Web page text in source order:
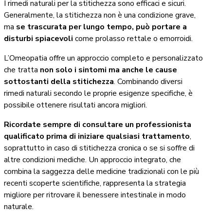
I rimedi naturali per la stitichezza sono efficaci e sicuri.
Generalmente, la stitichezza non è una condizione grave,
ma se trascurata per lungo tempo, può portare a
disturbi spiacevoli come prolasso rettale o emorroidi.
L’Omeopatia offre un approccio completo e personalizzato
che tratta non solo i sintomi ma anche le cause
sottostanti della stitichezza. Combinando diversi
rimedi naturali secondo le proprie esigenze specifiche, è
possibile ottenere risultati ancora migliori.
Ricordate sempre di consultare un professionista
qualificato prima di iniziare qualsiasi trattamento,
soprattutto in caso di stitichezza cronica o se si soffre di
altre condizioni mediche. Un approccio integrato, che
combina la saggezza delle medicine tradizionali con le più
recenti scoperte scientifiche, rappresenta la strategia
migliore per ritrovare il benessere intestinale in modo
naturale.